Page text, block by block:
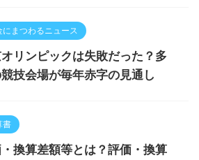
にまつわるニュース
リンピックは失敗だった？多
競技会場が毎年赤字の見通し
書
換算差額等とは？評価・換算